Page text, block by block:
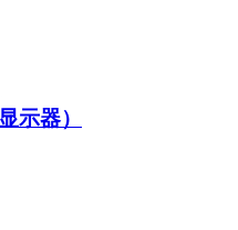
示器）